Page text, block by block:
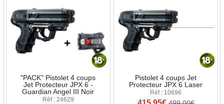
"PACK" Pistolet 4 coups
Jet Protecteur JPX 6 -
Guardian Angel III Noir
Réf : 24629
Pistolet 4 coups Jet
Protecteur JPX 6 Laser
Réf : 10696